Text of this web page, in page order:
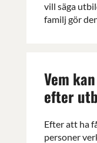
vill säga
familj gör
Vem
efter
Efter att ha
personer